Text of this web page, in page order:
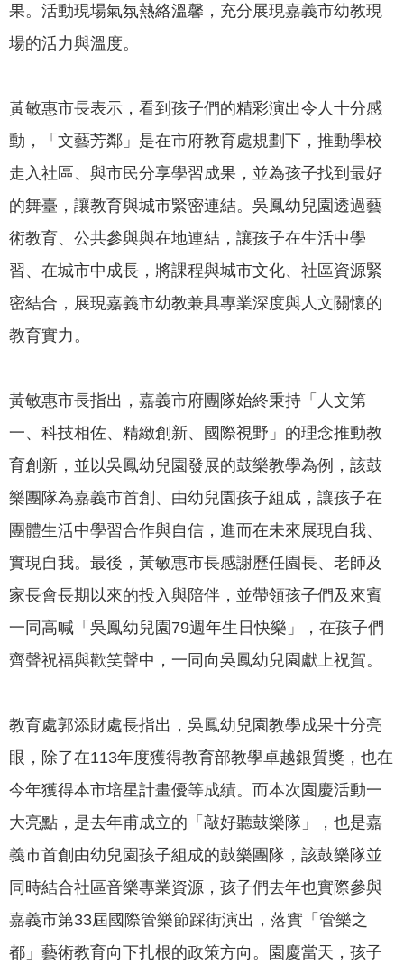
絡
我
網
社
群
政
府
訊
公
節
水
區
站
導
覽
回
頁
資
安
全
策
隱
私
權
果。活動現場氣氛熱絡溫馨，充分展現嘉義市幼教現
場的活力與溫度。
黃敏惠市長表示，看到孩子們的精彩演出令人十分感
動，「文藝芳鄰」是在市府教育處規劃下，推動學校
走入社區、與市民分享學習成果，並為孩子找到最好
的舞臺，讓教育與城市緊密連結。吳鳳幼兒園透過藝
術教育、公共參與與在地連結，讓孩子在生活中學
習、在城市中成長，將課程與城市文化、社區資源緊
密結合，展現嘉義市幼教兼具專業深度與人文關懷的
教育實力。
黃敏惠市長指出，嘉義市府團隊始終秉持「人文第
一、科技相佐、精緻創新、國際視野」的理念推動教
育創新，並以吳鳳幼兒園發展的鼓樂教學為例，該鼓
樂團隊為嘉義市首創、由幼兒園孩子組成，讓孩子在
團體生活中學習合作與自信，進而在未來展現自我、
實現自我。最後，黃敏惠市長感謝歷任園長、老師及
家長會長期以來的投入與陪伴，並帶領孩子們及來賓
一同高喊「吳鳳幼兒園79週年生日快樂」，在孩子們
齊聲祝福與歡笑聲中，一同向吳鳳幼兒園獻上祝賀。
教育處郭添財處長指出，吳鳳幼兒園教學成果十分亮
眼，除了在113年度獲得教育部教學卓越銀質獎，也在
今年獲得本市培星計畫優等成績。而本次園慶活動一
大亮點，是去年甫成立的「敲好聽鼓樂隊」，也是嘉
義市首創由幼兒園孩子組成的鼓樂團隊，該鼓樂隊並
同時結合社區音樂專業資源，孩子們去年也實際參與
嘉義市第33屆國際管樂節踩街演出，落實「管樂之
都」藝術教育向下扎根的政策方向。園慶當天，孩子